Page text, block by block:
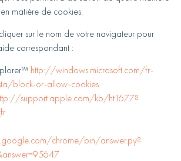
matière de cookies.
sur le nom de votre navigateur pour
correspondant :
http://windows.microsoft.com/fr-
block-or-allow-cookies
support.apple.com/kb/ht1677?
chrome/bin/answer.py?